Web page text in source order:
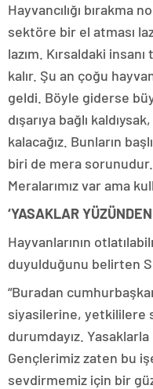
Hayvancılığı bırakma
sektöre bir el atması
lazım. Kırsaldaki
kalır. Şu an çoğu
geldi. Böyle giderse
dışarıya bağlı
kalacağız. Bunların
biri de mera sorunudur.
Meralarımız var ama
‘YASAKLAR
Hayvanlarının
duyulduğunu belirten
“Buradan
siyasilerine, yetkililere
durumdayız.
Gençlerimiz zaten bu
sevdirmemiz için bir